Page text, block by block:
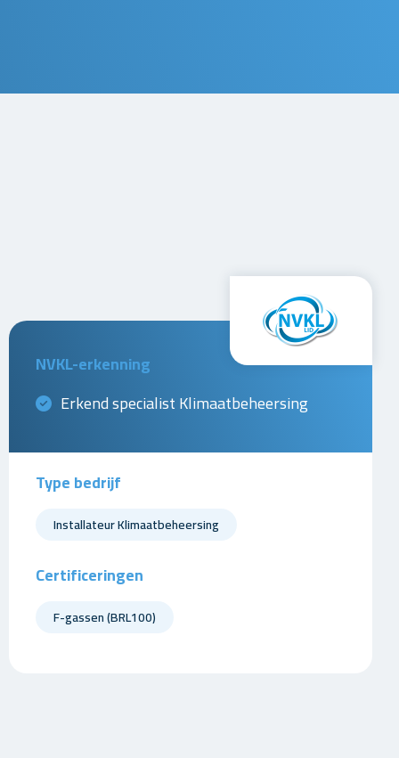
NVKL-erkenning
Erkend specialist Klimaatbeheersing
Type bedrijf
Installateur Klimaatbeheersing
Certificeringen
F-gassen (BRL100)